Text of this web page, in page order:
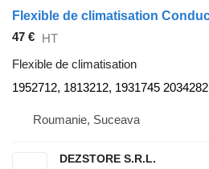
47 € HT
Flexible de climatisation
1952712, 1813212, 1931745 2034282
Roumanie, Suceava
DEZSTORE S.R.L.